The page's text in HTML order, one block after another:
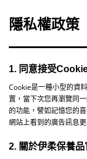
隱私權政策
1. 同意接受
Cookie是一種小型的資
置，當下次您再瀏覽同
的功能，譬如記憶您的
網站上看到的廣告訊息
2. 關於伊柔保養品